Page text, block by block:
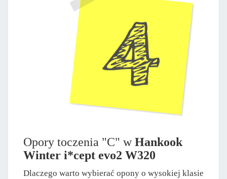
Opory toczenia "C" wHankook
Winter i*cept evo2 W320
Dlaczego warto wybierać opony o wysokiej klasie